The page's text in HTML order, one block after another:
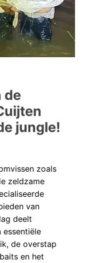
de
jungle!
zoals
zeldzame
van
deelt
de overstap
en het